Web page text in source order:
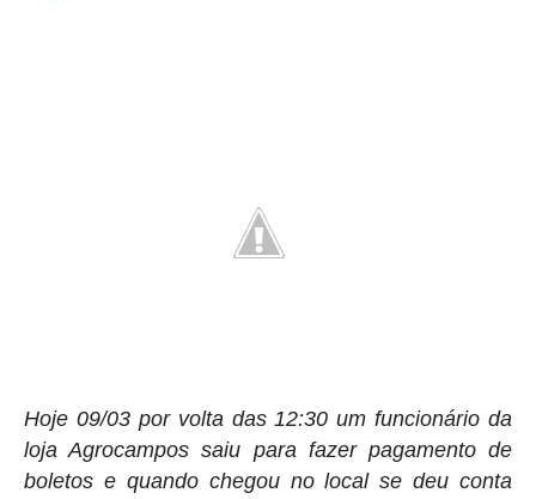
Hoje 09/03 por volta das 12:30 um funcionário da
loja Agrocampos saiu para fazer pagamento de
boletos e quando chegou no local se deu conta